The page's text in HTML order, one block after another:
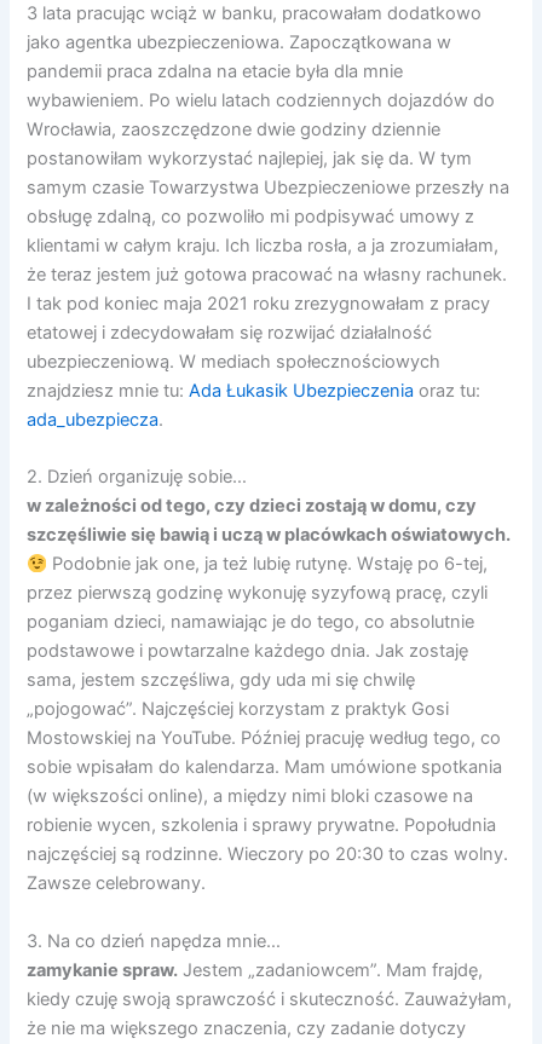
3 lata pracując wciąż w banku, pracowałam dodatkowo
jako agentka ubezpieczeniowa. Zapoczątkowana w
pandemii praca zdalna na etacie była dla mnie
wybawieniem. Po wielu latach codziennych dojazdów do
Wrocławia, zaoszczędzone dwie godziny dziennie
postanowiłam wykorzystać najlepiej, jak się da. W tym
samym czasie Towarzystwa Ubezpieczeniowe przeszły na
obsługę zdalną, co pozwoliło mi podpisywać umowy z
klientami w całym kraju. Ich liczba rosła, a ja zrozumiałam,
że teraz jestem już gotowa pracować na własny rachunek.
I tak pod koniec maja 2021 roku zrezygnowałam z pracy
etatowej i zdecydowałam się rozwijać działalność
ubezpieczeniową. W mediach społecznościowych
znajdziesz mnie tu:Ada Łukasik Ubezpieczenia oraz tu:
ada_ubezpiecza.
2. Dzień organizuję sobie…
w zależności od tego, czy dzieci zostają w domu, czy
szczęśliwie się bawią i uczą w placówkach oświatowych.
Podobnie jak one, ja też lubię rutynę. Wstaję po 6-tej,
przez pierwszą godzinę wykonuję syzyfową pracę, czyli
poganiam dzieci, namawiając je do tego, co absolutnie
podstawowe i powtarzalne każdego dnia. Jak zostaję
sama, jestem szczęśliwa, gdy uda mi się chwilę
„pojogować”. Najczęściej korzystam z praktyk Gosi
Mostowskiej na YouTube. Później pracuję według tego, co
sobie wpisałam do kalendarza. Mam umówione spotkania
(w większości online), a między nimi bloki czasowe na
robienie wycen, szkolenia i sprawy prywatne. Popołudnia
najczęściej są rodzinne. Wieczory po 20:30 to czas wolny.
Zawsze celebrowany.
3. Na co dzień napędza mnie…
zamykanie spraw. Jestem „zadaniowcem”. Mam frajdę,
kiedy czuję swoją sprawczość i skuteczność. Zauważyłam,
że nie ma większego znaczenia, czy zadanie dotyczy